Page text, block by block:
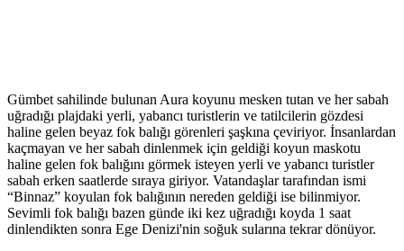
Gümbet sahilinde bulunan Aura koyunu mesken tutan ve her sabah
uğradığı plajdaki yerli, yabancı turistlerin ve tatilcilerin gözdesi
haline gelen beyaz fok balığı görenleri şaşkına çeviriyor. İnsanlardan
kaçmayan ve her sabah dinlenmek için geldiği koyun maskotu
haline gelen fok balığını görmek isteyen yerli ve yabancı turistler
sabah erken saatlerde sıraya giriyor. Vatandaşlar tarafından ismi
“Binnaz” koyulan fok balığının nereden geldiği ise bilinmiyor.
Sevimli fok balığı bazen günde iki kez uğradığı koyda 1 saat
dinlendikten sonra Ege Denizi'nin soğuk sularına tekrar dönüyor.